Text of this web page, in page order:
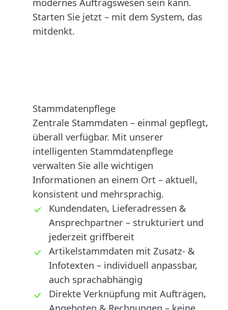
Starten Sie jetzt – mit dem System, das
mitdenkt.
Stammdatenpflege
Zentrale Stammdaten – einmal gepflegt,
überall verfügbar. Mit unserer
intelligenten Stammdatenpflege
verwalten Sie alle wichtigen
Informationen an einem Ort – aktuell,
konsistent und mehrsprachig.
Kundendaten, Lieferadressen &
Ansprechpartner – strukturiert und
jederzeit griffbereit
Artikelstammdaten mit Zusatz- &
Infotexten – individuell anpassbar,
auch sprachabhängig
Direkte Verknüpfung mit Aufträgen,